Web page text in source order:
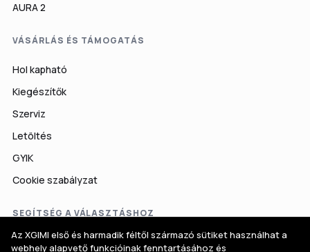
Az XGIMI első és harmadik féltől származó sütiket használhat a
webhely alapvető funkcióinak fenntartásához és
AURA 2
VÁSÁRLÁS ÉS TÁMOGATÁS
Hol kapható
Kiegészítők
Szerviz
Letöltés
GYIK
Cookie szabályzat
SEGÍTSÉG A VÁLASZTÁSHOZ
Projektorválasztó